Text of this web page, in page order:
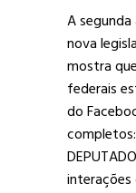
A
nova
mostra
federais
do
interações